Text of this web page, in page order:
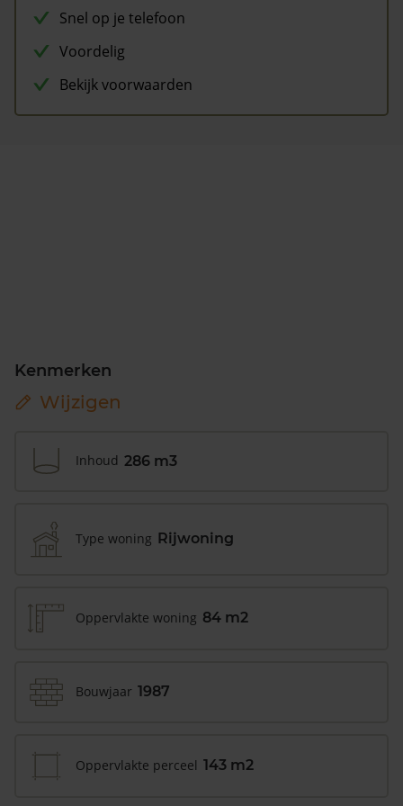
Snel op je telefoon
Voordelig
Bekijk voorwaarden
Kenmerken
Wijzigen
Inhoud 286 m3
Type woning Rijwoning
Oppervlakte woning 84 m2
Bouwjaar 1987
Oppervlakte perceel 143 m2